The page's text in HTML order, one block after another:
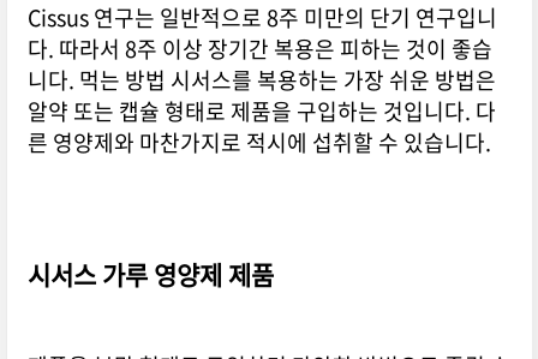
Cissus 연구는 일반적으로 8주 미만의 단기 연구입니
다. 따라서 8주 이상 장기간 복용은 피하는 것이 좋습
니다. 먹는 방법 시서스를 복용하는 가장 쉬운 방법은
알약 또는 캡슐 형태로 제품을 구입하는 것입니다. 다
른 영양제와 마찬가지로 적시에 섭취할 수 있습니다.
시서스 가루 영양제 제품